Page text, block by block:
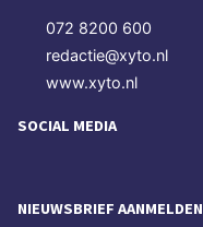
072 8200 600
redactie@xyto.nl
www.xyto.nl
SOCIAL MEDIA
NIEUWSBRIEF AANMELDEN